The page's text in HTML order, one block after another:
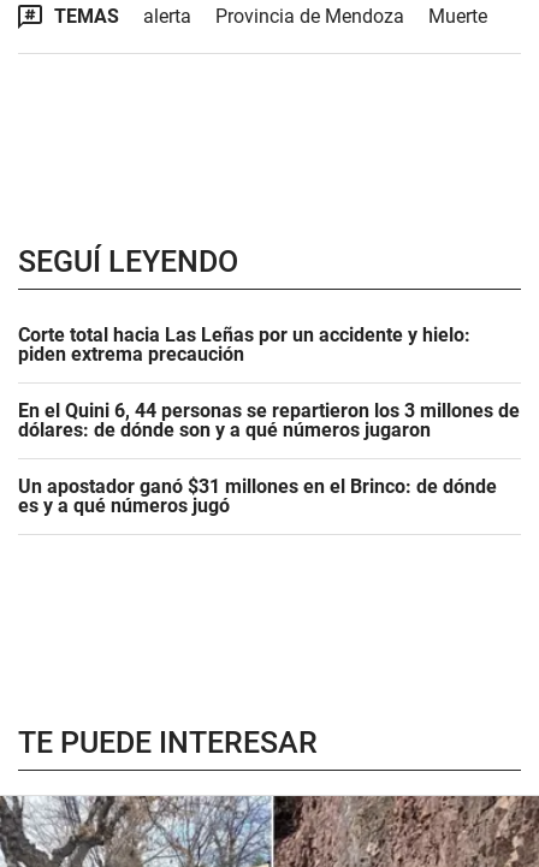
TEMAS alerta Provincia de Mendoza Muerte
SEGUÍ LEYENDO
Corte total hacia Las Leñas por un accidente y hielo:
piden extrema precaución
En el Quini 6, 44 personas se repartieron los 3 millones de
dólares: de dónde son y a qué números jugaron
Un apostador ganó $31 millones en el Brinco: de dónde
es y a qué números jugó
TE PUEDE INTERESAR